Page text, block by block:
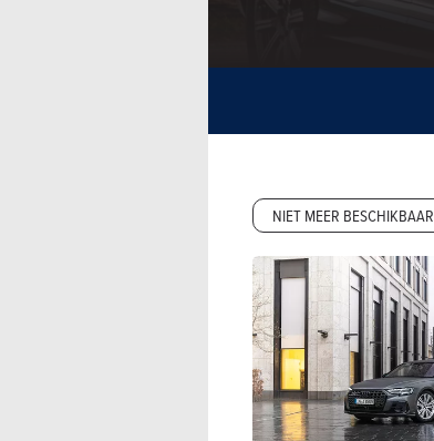
NIET MEER BESCHIKBAAR